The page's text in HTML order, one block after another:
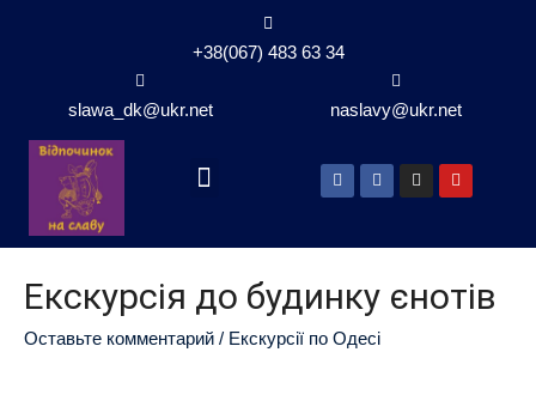
+38(067) 483 63 34
slawa_dk@ukr.net naslavy@ukr.net
Екскурсія до будинку єнотів
Оставьте комментарий / Екскурсії по Одесі